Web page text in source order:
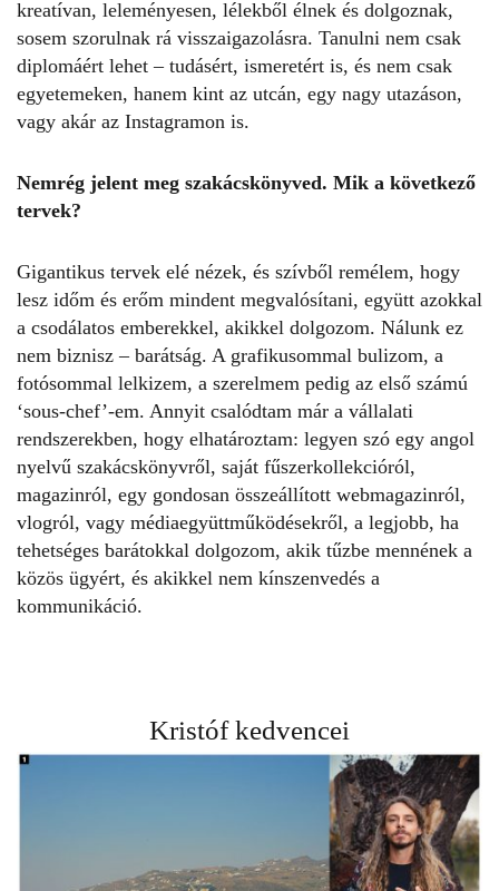
kreatívan, leleményesen, lélekből élnek és dolgoznak,
sosem szorulnak rá visszaigazolásra. Tanulni nem csak
diplomáért lehet – tudásért, ismeretért is, és nem csak
egyetemeken, hanem kint az utcán, egy nagy utazáson,
vagy akár az Instagramon is.
Nemrég jelent meg szakácskönyved. Mik a következő
tervek?
Gigantikus tervek elé nézek, és szívből remélem, hogy
lesz időm és erőm mindent megvalósítani, együtt azokkal
a csodálatos emberekkel, akikkel dolgozom. Nálunk ez
nem biznisz – barátság. A grafikusommal bulizom, a
fotósommal lelkizem, a szerelmem pedig az első számú
‘sous-chef’-em. Annyit csalódtam már a vállalati
rendszerekben, hogy elhatároztam: legyen szó egy angol
nyelvű szakácskönyvről, saját fűszerkollekcióról,
magazinról, egy gondosan összeállított webmagazinról,
vlogról, vagy médiaegyüttműködésekről, a legjobb, ha
tehetséges barátokkal dolgozom, akik tűzbe mennének a
közös ügyért, és akikkel nem kínszenvedés a
kommunikáció.
Kristóf kedvencei